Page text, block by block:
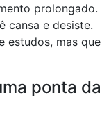
prolongado.
cansa e desiste.
estudos, mas que
ponta da